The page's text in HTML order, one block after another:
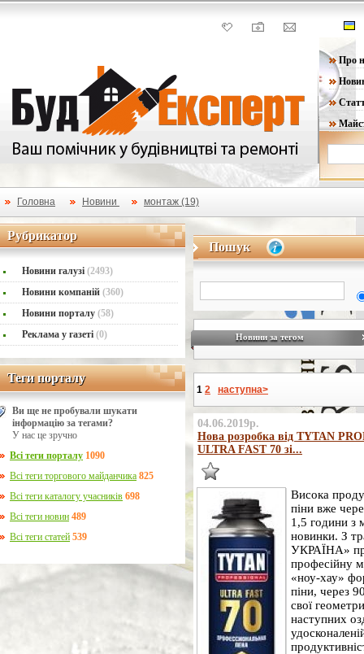
Про
Головна Новини монтаж (19)
Рубрикатор
Рубрикатор
Новини галузі (2493)
Новини компаній (360)
Новини порталу (58)
Реклама у газеті (0)
Теги порталу
Теги порталу
Ви ще не пробували шукати
інформацію за тегами?
У нас це зручно
Всі теги порталу 1090
Всі теги торгового майданчика 825
Всі теги каталогу учасників 698
Всі теги новин 489
Всі теги статей 539
Пошук
Пошук
Новини за тегом
1 2 наступна>
04.06.2019р.
Нова розробка від TYTAN
ULTRA FAST 70 зі...
Висока
піни вже
1,5 години з
новинки. З
УКРАЇНА»
професійну
«ноу-хау»
піни, через
свої
наступних